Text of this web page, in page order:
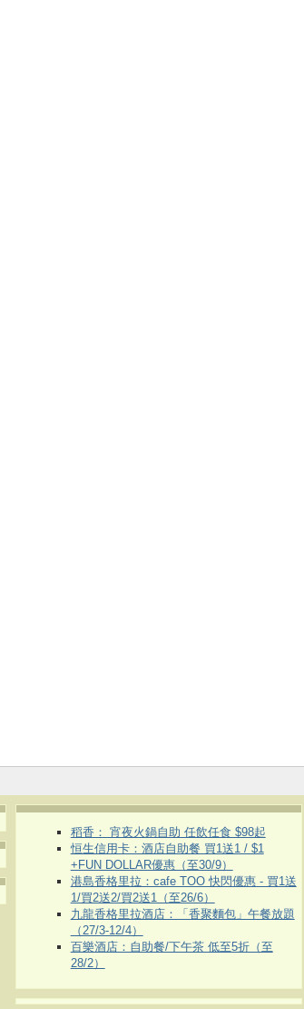
稻香： 宵夜火鍋自助 任飲任食 $98起
恒生信用卡：酒店自助餐 買1送1 / $1
+FUN DOLLAR優惠（至30/9）
港島香格里拉：cafe TOO 快閃優惠 - 買1送
1/買2送2/買2送1（至26/6）
九龍香格里拉酒店：「香聚麵包」午餐放題
（27/3-12/4）
百樂酒店：自助餐/下午茶 低至5折（至
28/2）